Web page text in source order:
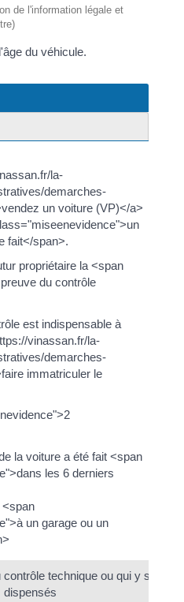
de l'information légale et
du véhicule.
la-
demarches-
un voiture (VP)</a>
fait</span>.
propriétaire la <span
du contrôle
est indispensable à
vinassan.fr/la-
demarches-
immatriculer le
la voiture a été fait <span
les 6 derniers
<span
un garage ou un
technique ou qui y sont
dispensés